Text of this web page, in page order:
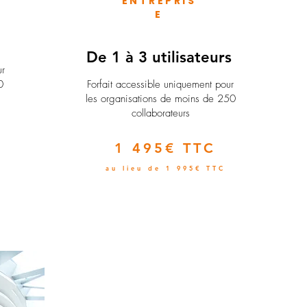
E
De 1 à 3 utilisateurs
Forfait accessible uniquement pour
les organisations de moins de 250
collaborateurs
1 495€ TTC
au lieu de 1 995€ TTC